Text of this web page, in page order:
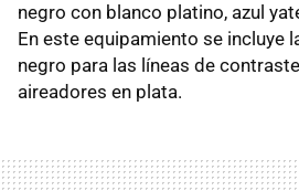
negro con blanco platino, azul
En este equipamiento se incluye
negro para las líneas de
aireadores en plata.